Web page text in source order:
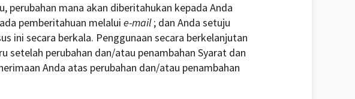
mana akan diberitahukan kepada Anda
pemberitahuan melaluie-mail; dan Anda setuju
ini secara berkala. Penggunaan secara berkelanjutan
setelah perubahan dan/atau penambahan Syarat dan
Anda atas perubahan dan/atau penambahan